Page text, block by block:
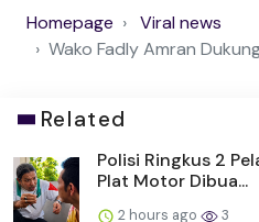
Homepage
Viral news
Wako Fadly Amran
Related
Polisi Ringkus 2
Plat Motor Dibua...
2 hours ago 3